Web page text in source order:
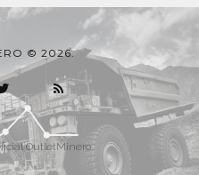
© 2026.
OutletMinero